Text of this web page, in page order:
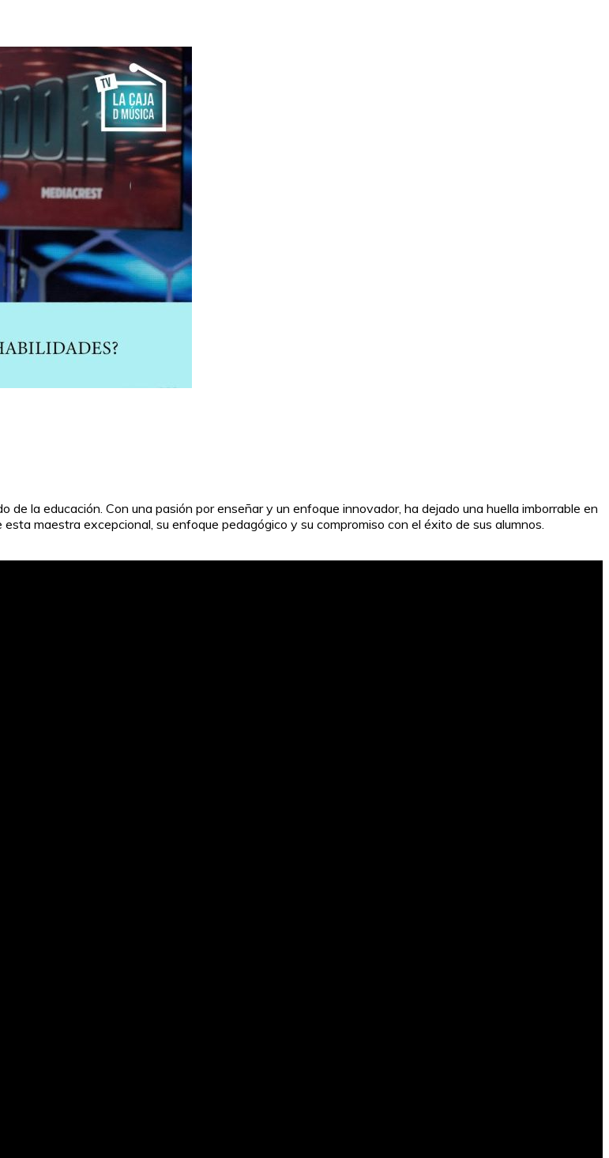
la educación. Con una pasión por enseñar y un enfoque innovador, ha dejado una huella imborrable en
maestra excepcional, su enfoque pedagógico y su compromiso con el éxito de sus alumnos.